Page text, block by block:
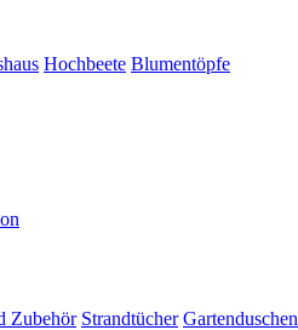
Hochbeete Blumentöpfe
Zubehör Strandtücher Gartenduschen